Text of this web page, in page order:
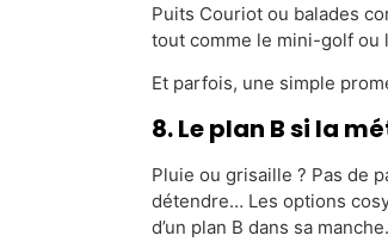
Puits Couriot ou balades
tout comme le mini-golf ou
Et parfois, une simple
8. Le plan B si la
Pluie ou grisaille ? Pas de
détendre… Les options
d’un plan B dans sa manche.